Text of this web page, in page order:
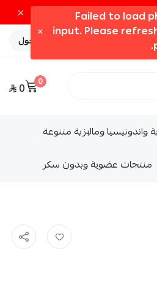
تسجيل الدخول
0
0
وماليزية متنوعة
منتجات عضوية وبدون سكر